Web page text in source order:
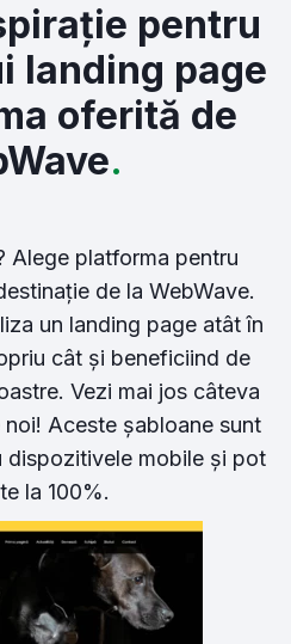
pentru
landing page
oferită de
.
Alege platforma pentru
de la WebWave.
un landing page atât în
cât și beneficiind de
Vezi mai jos câteva
Aceste șabloane sunt
dispozitivele mobile și pot
la 100%.